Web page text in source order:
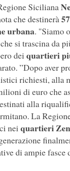
Siciliana
che destinerà
urbana. "Siamo
si trascina da
dei quartieri
”Dopo aver
richiesti, alla
di euro che
alla
La
nei quartieri
di ampie fasce